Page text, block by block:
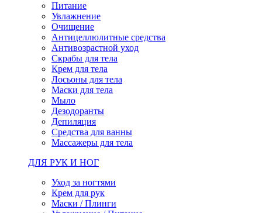
Питание
Увлажнение
Очищение
Антицеллюлитные средства
Антивозрастной уход
Скрабы для тела
Крем для тела
Лосьоны для тела
Маски для тела
Мыло
Дезодоранты
Депиляция
Средства для ванны
Массажеры для тела
ДЛЯ РУК И НОГ
Уход за ногтями
Крем для рук
Маски / Плинги